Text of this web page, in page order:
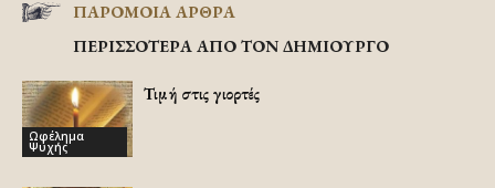
ΠΑΡΟΜΟΙΑ ΑΡΘΡΑ
ΠΕΡΙΣΣΟΤΕΡΑ ΑΠΟ ΤΟΝ ΔΗΜΙΟΥΡΓΟ
Ωφέλημα
Ψυχής
Τιμή στις γιορτές